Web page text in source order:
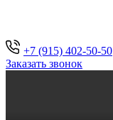
+7 (915) 402-50-50
Заказать звонок